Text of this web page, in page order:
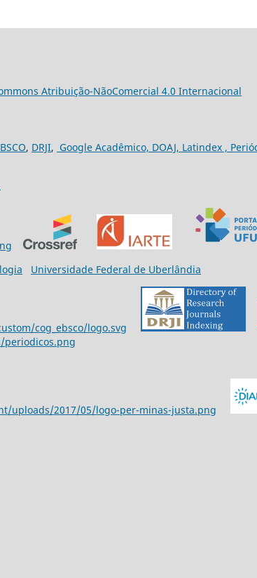
Atribuição-NãoComercial 4.0 Internacional
, DRJI, Google Acadêmico, DOAJ, Latindex ,
Universidade Federal de Uberlândia